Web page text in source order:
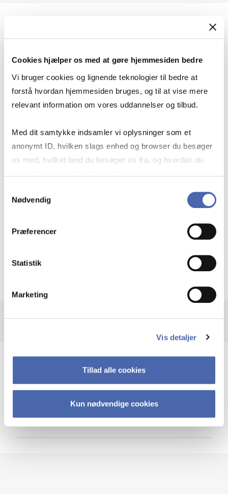
Cookies hjælper os med at gøre hjemmesiden bedre
Vi bruger cookies og lignende teknologier til bedre at
forstå hvordan hjemmesiden bruges, og til at vise mere
relevant information om vores uddannelser og tilbud.
Med dit samtykke indsamler vi oplysninger som et
anonymt ID, hvilken slags enhed og browser du besøger
os med, hvilket land du besøger os fra, og hvordan du
markedsføring. Du bestemmer selv - og kan altid trække
Nødvendig
Præferencer
Statistik
Marketing
Vis detaljer
Tillad alle cookies
Kun nødvendige cookies
Geopolitik og businesssikkerhed
navigerer man som virksomhed?
Krigen i Ukraine
Cybersikkerhed